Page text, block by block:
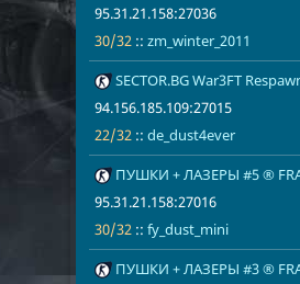
95.31.21.158:27036
30/32 :: zm_winter_2011
41 SECTOR.BG War3FT
94.156.185.109:27015
22/32 :: de_dust4ever
42 ПУШКИ + ЛАЗЕРЫ #5 ®
95.31.21.158:27016
30/32 :: fy_dust_mini
43 ПУШКИ + ЛАЗЕРЫ #3 ®